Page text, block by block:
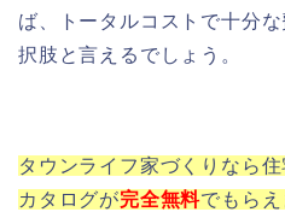
ば、トータルコストで十分
択肢と言えるでしょう。
タウンライフ家づくりなら
カタログが完全無料でもらえ